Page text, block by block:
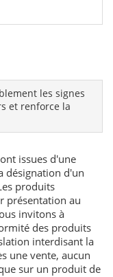
les signes
et renforce la
issues d'une
désignation d'un
produits
présentation au
invitons à
des produits
interdisant la
une vente, aucun
sur un produit de